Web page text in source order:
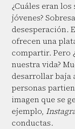
¿Cuáles eran
jóvenes?
desesperación.
ofrecen una
compartir. Pero
nuestra vida?
desarrollar baja
personas
imagen que se
ejemplo,
conductas.